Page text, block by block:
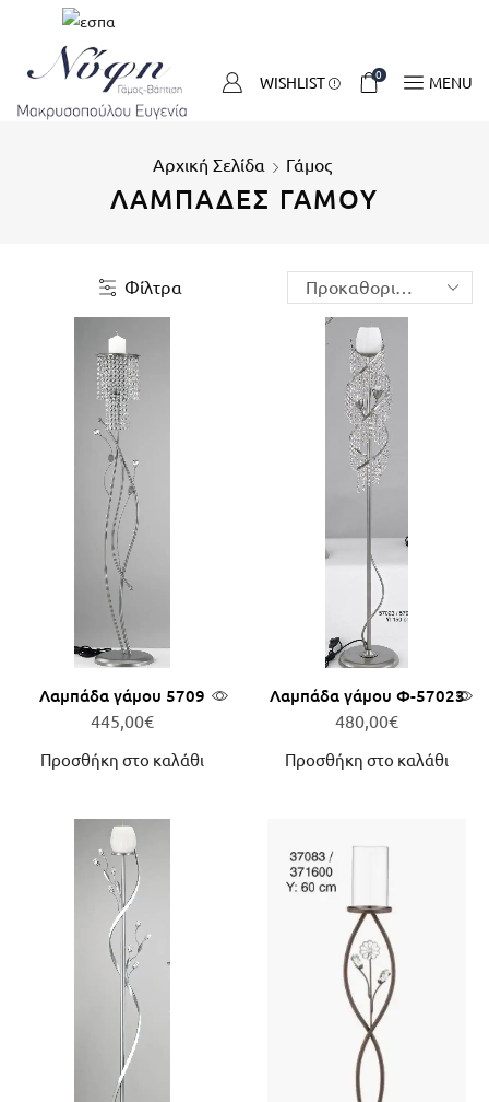
WISHLIST 0 MENU
Αρχική Σελίδα Γάμος
ΛΑΜΠΆΔΕΣ ΓΆΜΟΥ
Φίλτρα
Λαμπάδα γάμου 5709
445,00€
Προσθήκη στο καλάθι
Λαμπάδα γάμου Φ-57023
480,00€
Προσθήκη στο καλάθι